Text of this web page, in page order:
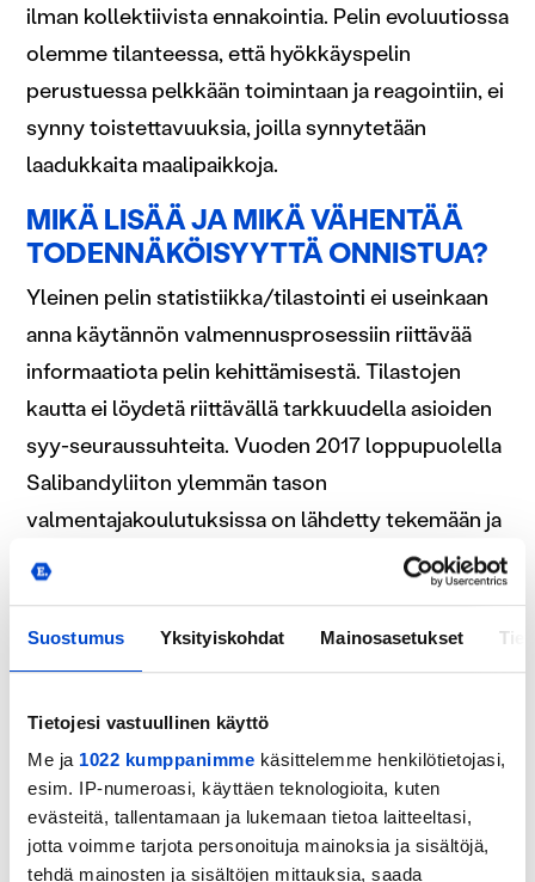
Suostumus Yksityiskohdat Mainosasetukset
Tietojesi vastuullinen käyttö
Me ja 1022 kumppanimme käsittelemme henkilötietojasi,
esim. IP-numeroasi, käyttäen teknologioita, kuten
evästeitä, tallentamaan ja lukemaan tietoa laitteeltasi,
jotta voimme tarjota personoituja mainoksia ja sisältöjä,
tehdä mainosten ja sisältöjen mittauksia, saada
ilman kollektiivista ennakointia. Pelin evoluutiossa
olemme tilanteessa, että hyökkäyspelin
perustuessa pelkkään toimintaan ja reagointiin, ei
synny toistettavuuksia, joilla synnytetään
laadukkaita maalipaikkoja.
MIKÄ LISÄÄ JA MIKÄ VÄHENTÄÄ
TODENNÄKÖISYYTTÄ ONNISTUA?
Yleinen pelin statistiikka/tilastointi ei useinkaan
anna käytännön valmennusprosessiin riittävää
informaatiota pelin kehittämisestä. Tilastojen
kautta ei löydetä riittävällä tarkkuudella asioiden
syy-seuraussuhteita. Vuoden 2017 loppupuolella
Salibandyliiton ylemmän tason
valmentajakoulutuksissa on lähdetty tekemään ja
tutkimaan syvällisemmin pelianalyysia.
Tavoitteena on ollut löytää laadullisia mittareita ja
indikaattoreita, joiden avulla voidaan lisätä
merkittävästi hyökkäyspelin jatkumoita ja sitä
todennäköisyyttä.
Merkittävä lähtökohta pelianalyysin tutkimisessa
on ollut, että kansainvälisessä huippupelissä ei
juurikaan hukata palloa keskialueella, mikä